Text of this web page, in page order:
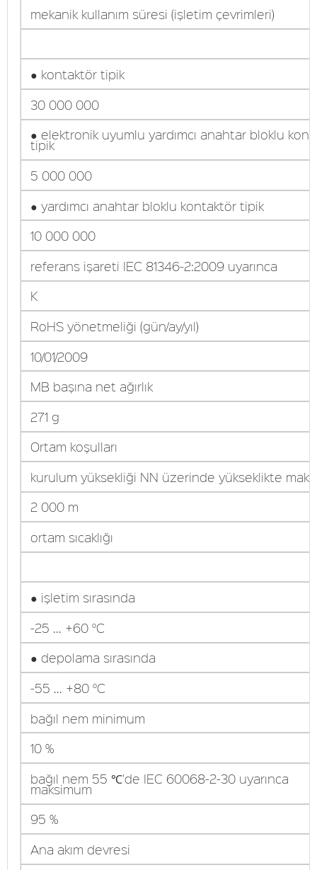
mekanik kullanım süresi (işletim çevrimleri)
● kontaktör tipik
30 000 000
● elektronik uyumlu yardımcı anahtar bloklu
tipik
5 000 000
● yardımcı anahtar bloklu kontaktör tipik
10 000 000
referans işareti IEC 81346-2:2009 uyarınca
K
RoHS yönetmeliği (gün/ay/yıl)
10/01/2009
MB başına net ağırlık
271 g
Ortam koşulları
kurulum yüksekliği NN üzerinde yükseklikte
2 000 m
ortam sıcaklığı
● işletim sırasında
-25 ... +60 °C
● depolama sırasında
-55 ... +80 °C
bağıl nem minimum
10 %
bağıl nem 55 ℃'de IEC 60068-2-30 uyarınca
maksimum
95 %
Ana akım devresi